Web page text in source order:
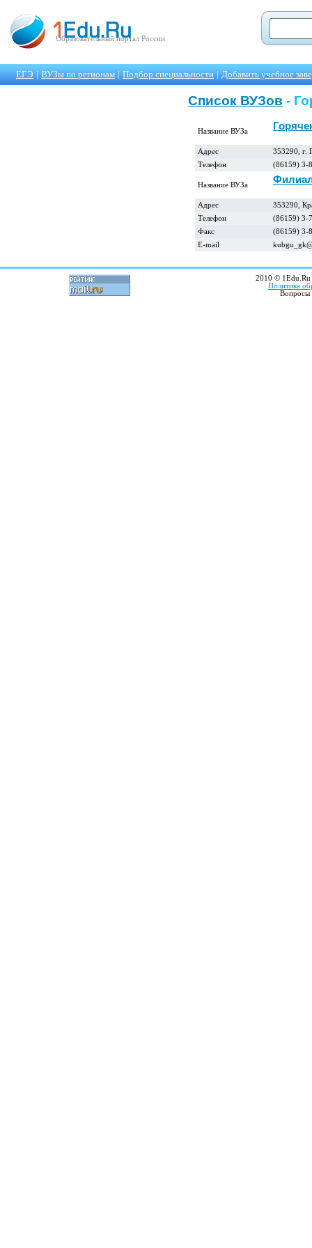
Образовательный портал России
ЕГЭ | ВУЗы по регионам | Подбор специальности | Добавить учебное
Список ВУЗов -
Название ВУЗа
Адрес
353290, г.
Телефон
(86159) 3-
Название ВУЗа Филиал
Адрес
353290,
Телефон
(86159) 3-
Факс
(86159) 3-
E-mail
2010 © 1Edu.Ru
Политика
Вопросы